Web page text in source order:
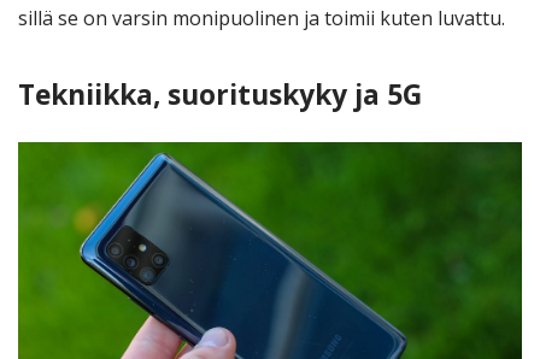
sillä se on varsin monipuolinen ja toimii kuten luvattu.
Tekniikka, suorituskyky ja 5G